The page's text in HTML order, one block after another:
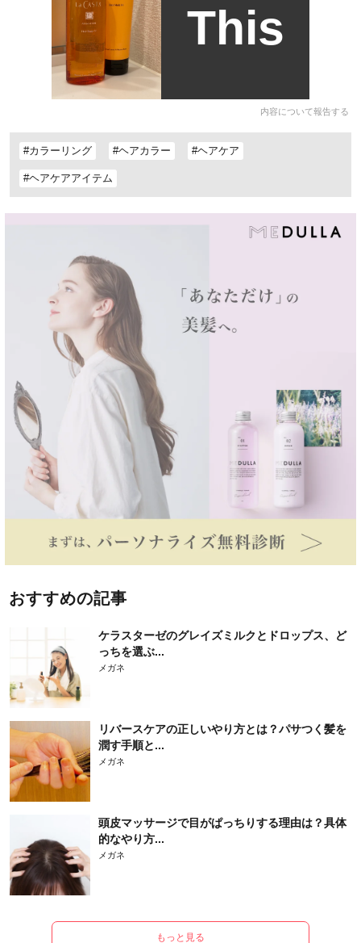
This
内容について報告する
#カラーリング #ヘアカラー #ヘアケア
#ヘアケアアイテム
おすすめの記事
ケラスターゼのグレイズミルクとドロップス、ど
っちを選ぶ...
メガネ
リバースケアの正しいやり方とは？パサつく髪を
潤す手順と...
メガネ
頭皮マッサージで目がぱっちりする理由は？具体
的なやり方...
メガネ
もっと見る